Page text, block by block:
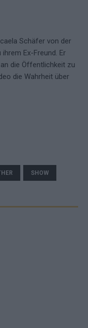
Schäfer von der
Ex-Freund. Er
die Öffentlichkeit zu
die Wahrheit über
SHOW